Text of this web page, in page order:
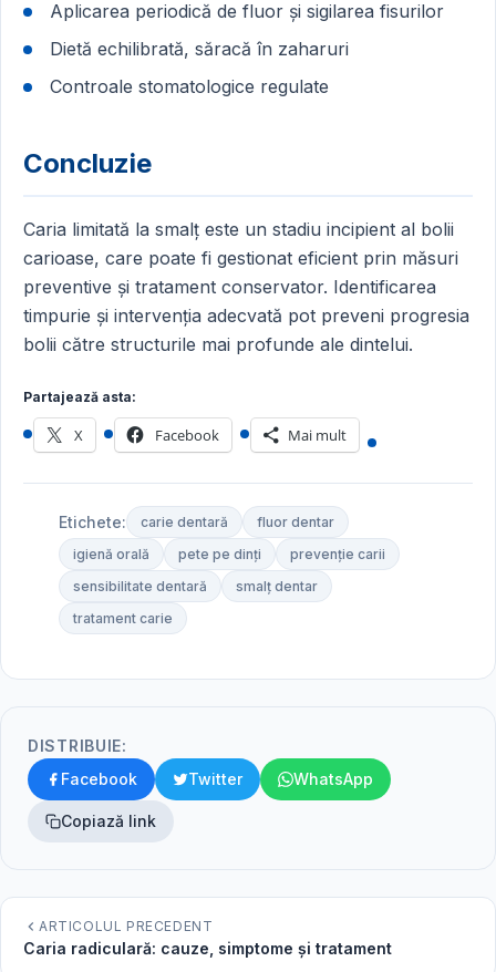
Aplicarea periodică de fluor și sigilarea fisurilor
Dietă echilibrată, săracă în zaharuri
Controale stomatologice regulate
Concluzie
Caria limitată la smalț este un stadiu incipient al bolii
carioase, care poate fi gestionat eficient prin măsuri
preventive și tratament conservator. Identificarea
timpurie și intervenția adecvată pot preveni progresia
bolii către structurile mai profunde ale dintelui.
Partajează asta:
X Facebook Mai mult
Etichete: carie dentară
fluor dentar
igienă orală
pete pe dinți
prevenție carii
sensibilitate dentară
smalț dentar
tratament carie
DISTRIBUIE:
Facebook
Twitter WhatsApp
Copiază link
ARTICOLUL PRECEDENT
Caria radiculară: cauze, simptome și tratament